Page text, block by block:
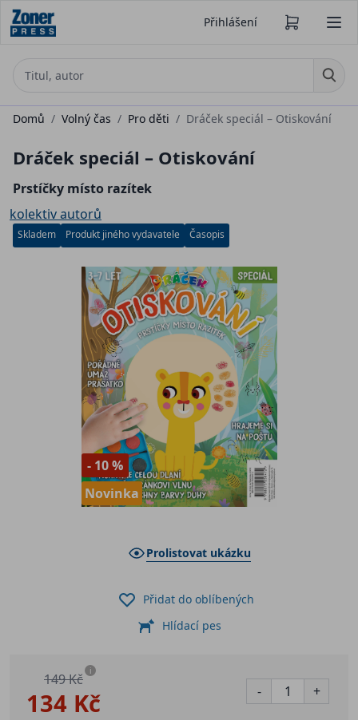
Přihlášení
Domů / Volný čas / Pro děti / Dráček speciál – Otiskování
Dráček speciál – Otiskování
Prstíčky místo razítek
kolektiv autorů
Skladem Produkt jiného vydavatele Časopis
- 10 %
Novinka
Prolistovat ukázku
134 Kč
149 Kč i
- +
Přidat do oblíbených
Hlídací pes